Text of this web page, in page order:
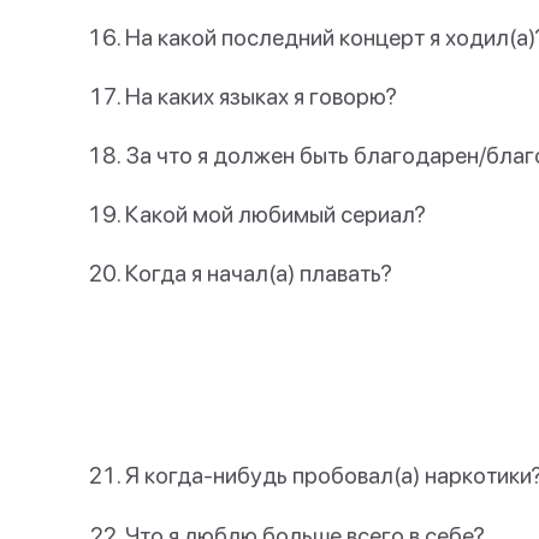
На какой последний концерт я
На каких языках я говорю?
За что я должен быть благодарен/
Какой мой любимый сериал?
Когда я начал(а) плавать?
Я когда-нибудь пробовал(а)